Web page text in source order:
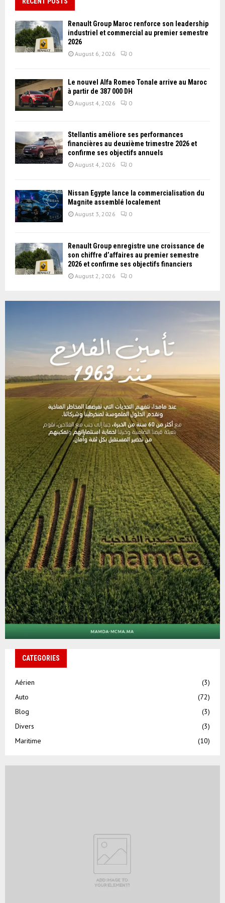
Renault Group Maroc renforce son leadership
industriel et commercial au premier semestre
2026
August 6, 2026 0
Le nouvel Alfa Romeo Tonale arrive au Maroc
à partir de 387 000 DH
August 4, 2026 0
Stellantis améliore ses performances
financières au deuxième trimestre 2026 et
confirme ses objectifs annuels
August 4, 2026 0
Nissan Égypte lance la commercialisation du
Magnite assemblé localement
August 3, 2026 0
Renault Group enregistre une croissance de
son chiffre d’affaires au premier semestre
2026 et confirme ses objectifs financiers
August 2, 2026 0
CATEGORIES
Aérien
(3)
Auto
(72)
Blog
(3)
Divers
(3)
Maritime
(10)